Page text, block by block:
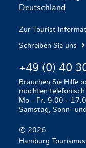
Deutschland
Zur Tourist
Schreiben Sie uns
+49 (0) 40
Brauchen Sie Hilfe
möchten telefonisch
Mo - Fr: 9:00 -
Samstag, Sonn-
© 2026
Hamburg Tourismus